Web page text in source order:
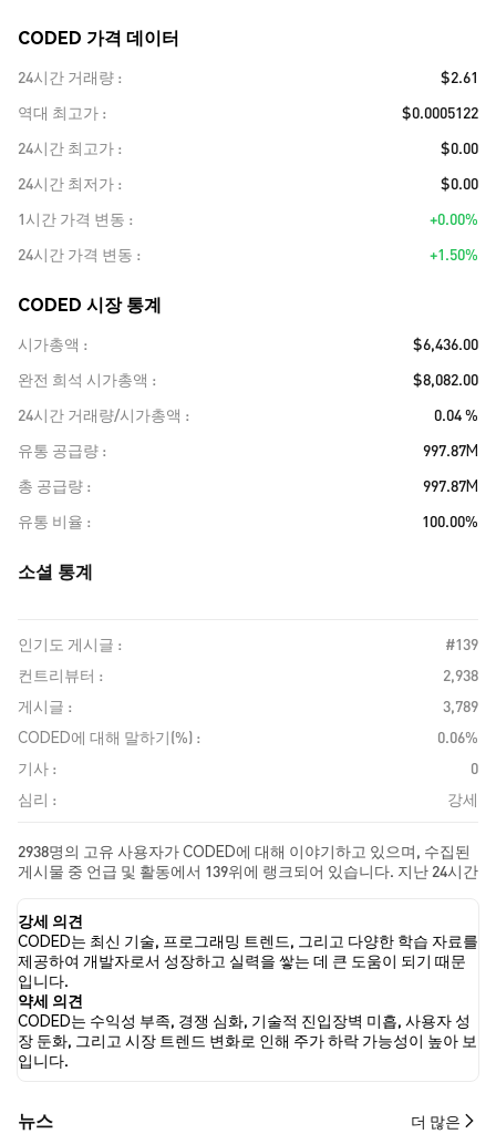
CODED 가격 데이터
24시간 거래량
$2.61
역대 최고가
$0.0005122
24시간 최고가
$0.00
24시간 최저가
$0.00
1시간 가격 변동
+0.00%
24시간 가격 변동
+1.50%
CODED 시장 통계
시가총액
$6,436.00
완전 희석 시가총액
$8,082.00
24시간 거래량/시가총액
0.04 %
유통 공급량
997.87M
총 공급량
997.87M
유통 비율
100.00%
소셜 통계
인기도 게시글 :
#139
컨트리뷰터 :
2,938
게시글 :
3,789
CODED에 대해 말하기(%) :
0.06%
기사 :
0
심리 :
강세
2938명의 고유 사용자가 CODED에 대해 이야기하고 있으며, 수집된
게시물 중 언급 및 활동에서 139위에 랭크되어 있습니다. 지난 24시간
지막으로, CODED에 대한 뉴스 기사 0건이 게시되었습니다. 트위터
에서는 26.32%의 트윗이 강세 감정을, 5.26%의 트윗이 약세 감정을
보였습니다. 68.42%의 트윗은 CODED에 대해 중립적인 감정을 나타
냈습니다. 이 감정 분석은 13개의 트윗을 기반으로 합니다.
강세 의견
CODED는 최신 기술, 프로그래밍 트렌드, 그리고 다양한 학습 자료를
제공하여 개발자로서 성장하고 실력을 쌓는 데 큰 도움이 되기 때문
입니다.
약세 의견
CODED는 수익성 부족, 경쟁 심화, 기술적 진입장벽 미흡, 사용자 성
장 둔화, 그리고 시장 트렌드 변화로 인해 주가 하락 가능성이 높아 보
입니다.
뉴스 더 많은